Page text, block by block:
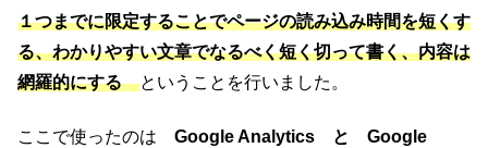
１つまでに限定することでページの読み込み時間を短くす
る、わかりやすい文章でなるべく短く切って書く、内容は
網羅的にするということを行いました。
ここで使ったのは Google Analytics と Google